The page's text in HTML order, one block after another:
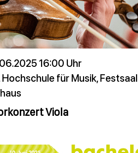
16:00 Uhr
Hochschule für Musik, Festsaal
Viola